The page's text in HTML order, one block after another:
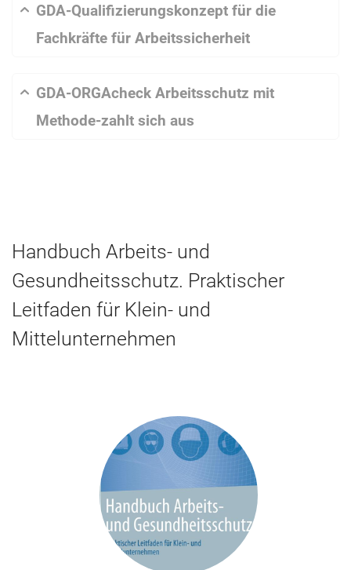
GDA-Qualifizierungskonzept für die
Fachkräfte für Arbeitssicherheit
GDA-ORGAcheck Arbeitsschutz mit
Methode-zahlt sich aus
Handbuch Arbeits- und
Gesundheitsschutz. Praktischer
Leitfaden für Klein- und
Mittelunternehmen